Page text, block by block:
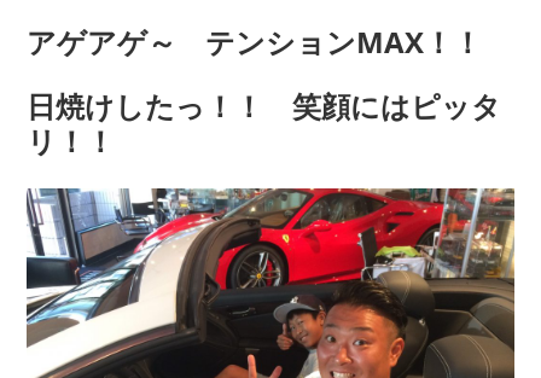
アゲアゲ～ テンションMAX！！
日焼けしたっ！！ 笑顔にはピッタ
リ！！